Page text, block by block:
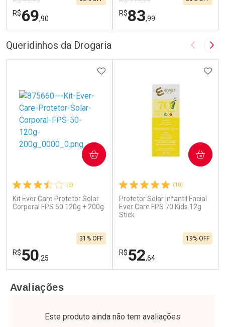
R$69,90
Por R$ 69,90/cada
R$83,99
Ativar Desconto
Comprar sem Desconto
Queridinhos da Drogaria Imagem
(3)
Kit Ever Care Protetor Solar
Corporal FPS 50 120g + 200g
R$50,25
31% OFF
ADICIONAR AOS FAVORITOS
COMPRAR
Laboratório
Por Menos
(10)
Protetor Solar Infantil Facial
Ever Care FPS 70 Kids 12g
Stick
R$52,64
19% OFF
COMPRAR
Laboratório
Por Menos
Avaliações
Este produto ainda não tem avaliações